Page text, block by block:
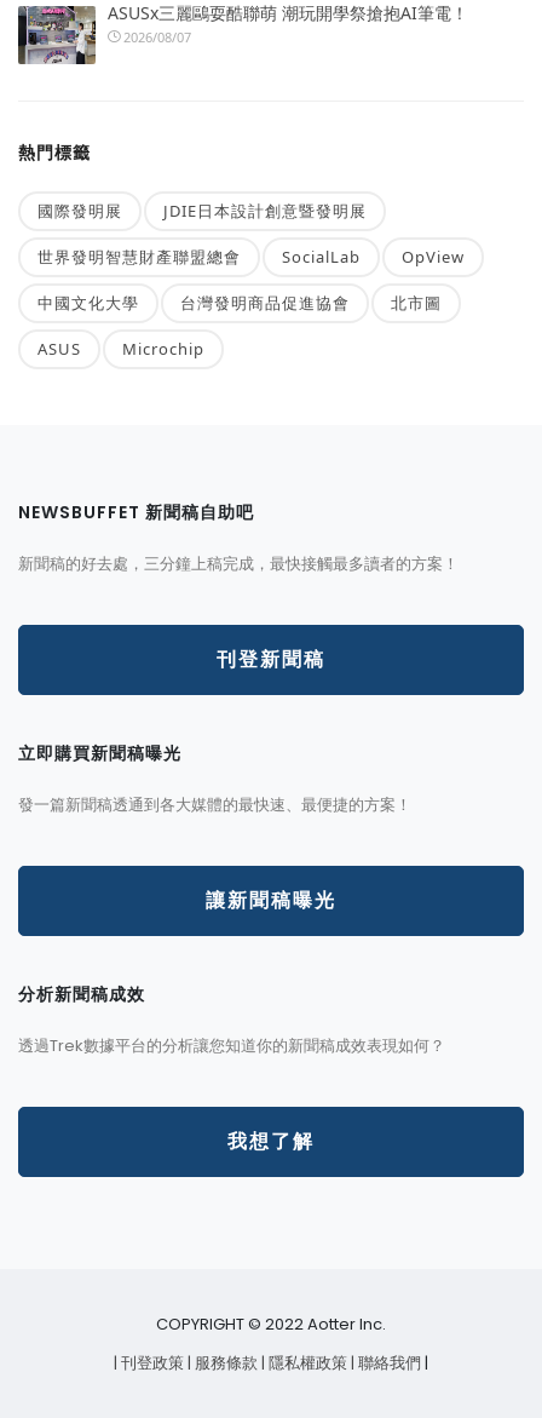
ASUSx三麗鷗耍酷聯萌 潮玩開學祭搶抱AI筆電！
2026/08/07
熱門標籤
國際發明展 JDIE日本設計創意暨發明展
世界發明智慧財產聯盟總會 SocialLab OpView
中國文化大學 台灣發明商品促進協會 北市圖
ASUS Microchip
NEWSBUFFET 新聞稿自助吧
新聞稿的好去處，三分鐘上稿完成，最快接觸最多讀者的方案！
刊登新聞稿
立即購買新聞稿曝光
發一篇新聞稿透通到各大媒體的最快速、最便捷的方案！
讓新聞稿曝光
分析新聞稿成效
透過Trek數據平台的分析讓您知道你的新聞稿成效表現如何？
我想了解
COPYRIGHT © 2022 Aotter Inc.
| 刊登政策 | 服務條款 | 隱私權政策 | 聯絡我們 |